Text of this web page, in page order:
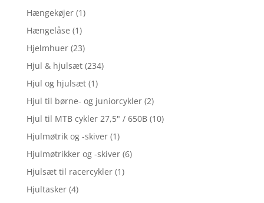
Hængekøjer (1)
Hængelåse (1)
Hjelmhuer (23)
Hjul & hjulsæt (234)
Hjul og hjulsæt (1)
Hjul til børne- og juniorcykler (2)
Hjul til MTB cykler 27,5" / 650B (10)
Hjulmøtrik og -skiver (1)
Hjulmøtrikker og -skiver (6)
Hjulsæt til racercykler (1)
Hjultasker (4)